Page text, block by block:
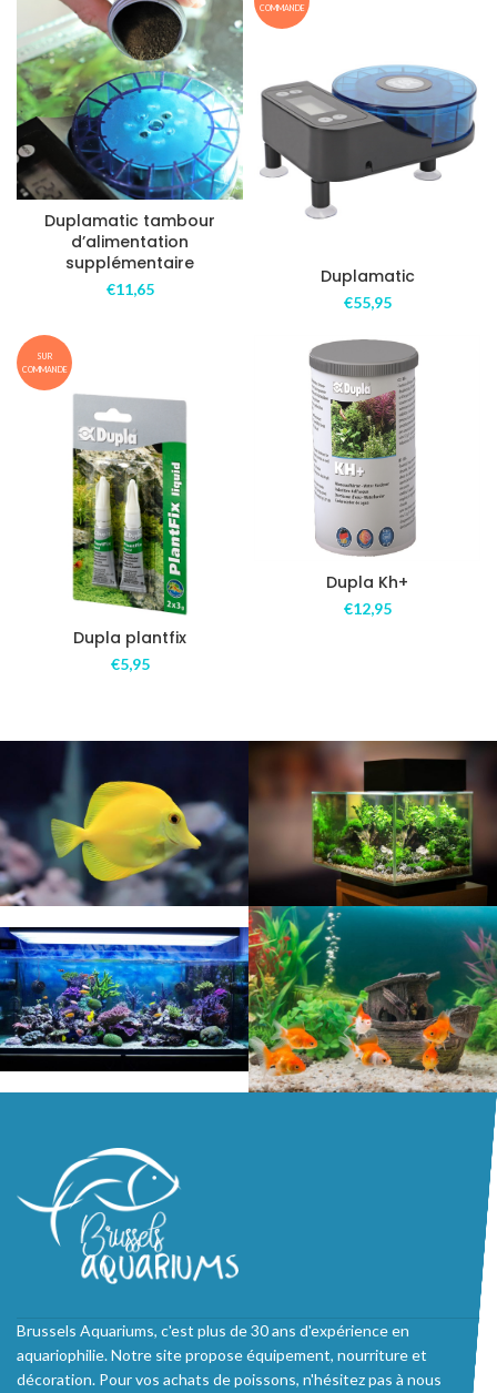
Duplamatic tambour
d’alimentation
supplémentaire
€11,65
COMMANDE
Duplamatic
€55,95
SUR
COMMANDE
Dupla plantfix
€5,95
Dupla Kh+
€12,95
Brussels Aquariums, c'est plus de 30 ans d'expérience en
aquariophilie. Notre site propose équipement, nourriture et
décoration. Pour vos achats de poissons, n'hésitez pas à nous